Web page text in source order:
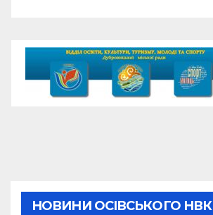
НОВИНИ ОСІВСЬКОГО НВК